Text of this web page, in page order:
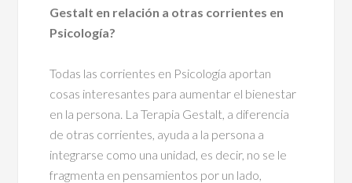
Gestalt en relación a otras corrientes en
Psicología?
Todas las corrientes en Psicología aportan
cosas interesantes para aumentar el bienestar
en la persona. La Terapia Gestalt, a diferencia
de otras corrientes, ayuda a la persona a
integrarse como una unidad, es decir, no se le
fragmenta en pensamientos por un lado,